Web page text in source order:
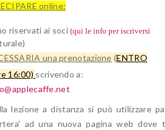
online:
riservati ai soci(qui le info per iscriversi
una prenotazione (ENTRO
16:00) scrivendo a:
lezione a distanza si può utilizzare
ad una nuova pagina web